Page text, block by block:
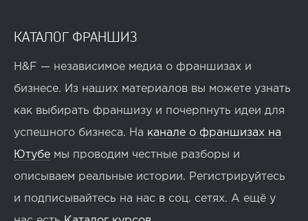
КАТАЛОГ ФРАНШИЗ
H&F — независимое медиа о франшизах и
бизнесе. Из наших материалов вы можете узнать
как выбирать франшизу и почерпнуть идеи для
успешного бизнеса. На канале о франшизах на
Ютубе мы проводим честные разборы и
описываем реальные истории. Регистрируйтесь
и подписывайтесь на нас в соц. сетях. А ещё у